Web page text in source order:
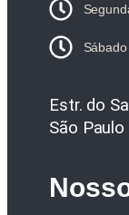
Estr. do
São Paulo